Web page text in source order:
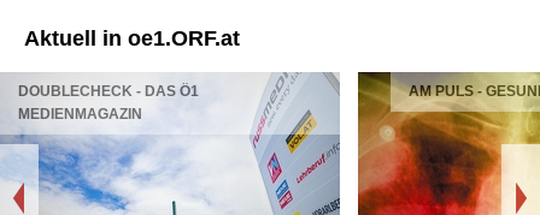
Aktuell in oe1.ORF.at
DOUBLECHECK - DAS Ö1
MEDIENMAGAZIN
AM PULS -